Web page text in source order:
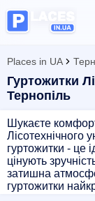
Places in UA
Гуртожитки
Тернопіль
Шукаєте
Лісотехнічного
гуртожитки - це
цінують
затишна
гуртожитки